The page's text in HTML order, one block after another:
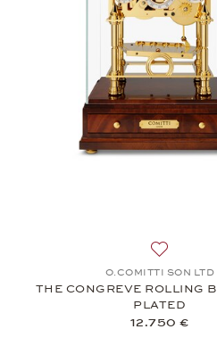
O.COMITTI SON LTD
THE CONGREVE ROLLING
PLATED
12.750 €